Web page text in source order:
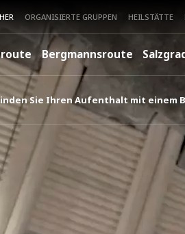
ORGANISIERTE GRUPPEN HEILSTÄTTE
Bergmannsroute
Sie Ihren Aufenthalt mit einem